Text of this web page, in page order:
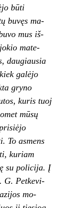
būti
buvęs ma­
mus iš­
mate­
daugiau­sia
ga­lėjo
gry­no
kuris tuoj
mūsų
To asmens
kuriam
su policija. Į
G. Petkevi­
mo­